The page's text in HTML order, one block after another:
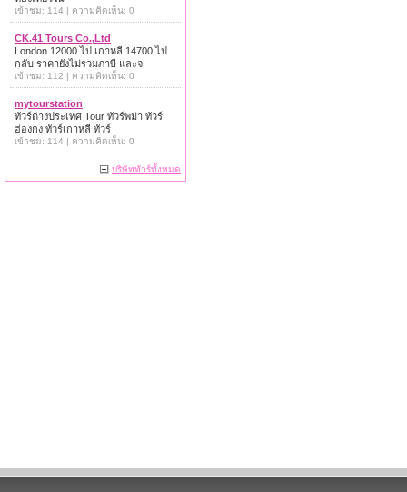
เข้าชม: 114 | ความคิดเห็น: 0
CK.41 Tours Co.,Ltd
London 12000 ไป เกาหลี 14700 ไป
กลับ ราคายังไม่รวมภาษี และจ
เข้าชม: 112 | ความคิดเห็น: 0
mytourstation
ทัวร์ต่างประเทศ Tour ทัวร์พม่า ทัวร์
ฮ่องกง ทัวร์เกาหลี ทัวร์
เข้าชม: 114 | ความคิดเห็น: 0
บริษัททัวร์ทั้งหมด